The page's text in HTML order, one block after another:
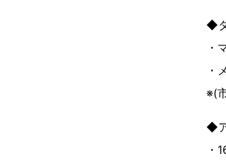
◆
・
・
※(
◆
・